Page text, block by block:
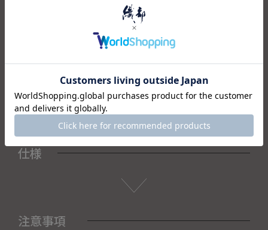
ご注文いただいたタイミングによって織部下北沢店頭で売り
切れた場合は、キャンセルさせて頂きます。
また織部下北沢店からの出荷になりますので、ご注文確認
予めご了承くださいませ。
仕様
注意事項